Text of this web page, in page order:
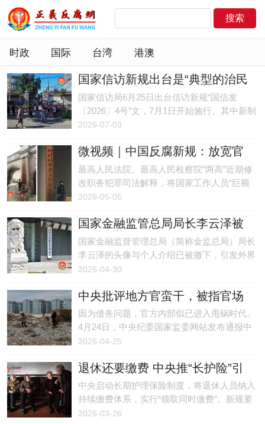
时政 国际 台湾 港澳
国家信访新规出台是“典型的治民
不治官”，访民：恶法压制群众
国家信访局6月25日出台信访新规“国信发
〔2026〕4号”文，7月1日开始施行。其中新制
规定进京上访必须持省级机关出具的告知书或
访民诟病。访民们普遍认为新规是恶法，其目
的是在压制群众进京上访。
2026-07-03
微视频｜中国反腐新规：放宽官
员收紧民间 舆论翻车
最高人民法院、最高人民检察院“两高”近期修
改职务犯罪司法解释，将国家工作人员“巨额
财产来源不明罪”立案门槛上调十倍，同时非
律师指出，此举变相纵容官员贪腐，是“以贪
治国”逻辑的延续；也有北京市民形容新规
是“公开鼓励贪污”，舆论骂声一片。
2026-05-05
国家金融监管总局局长李云泽被
撤职内幕 传被公安厅长供出
国家金融监督管理总局（简称金监总局）局长
李云泽的头像与个人介绍已被撤下，引发外界
关注。有消息，李云泽已在内部被宣布撤职，
落马的四川公安厅前厅长叶寒冰供出。
2026-04-30
中央批评地方官蛮干，被指官场
进入甩锅时代
因为债务问题，官方内部似已进入甩锅时代。
4月24日，中央纪委国家监委网站发布通报中
称，特别点名江敦涛急功近利、盲目蛮干，用
债务，没有说明数字，可能是因为数字太大
了。这些项目肯定要经过山东省委和国家相关
部委审批，现在却没人说这个。这样看来，江
敦涛只是背锅罢了。“中央还是好的，是地方
2026-04-25
退休还要缴费 中央推“长护险”引
民众反弹
中央启动长期护理保险制度，将退休人员纳入
持续缴费体系，实行“领取同时缴费”。新规要
求从退休人员养老金中直接扣除长护险费用，
2026-03-26